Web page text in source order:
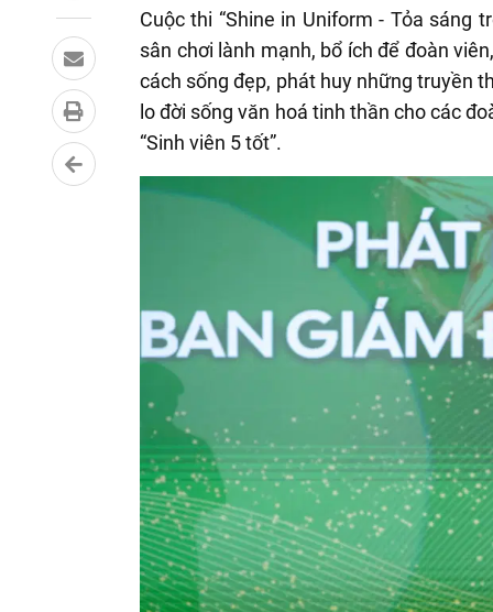
Cuộc thi “Shine in Uniform - Tỏa sáng
sân chơi lành mạnh, bổ ích để đoàn
cách sống đẹp, phát huy những truyền
lo đời sống văn hoá tinh thần cho các
“Sinh viên 5 tốt”.